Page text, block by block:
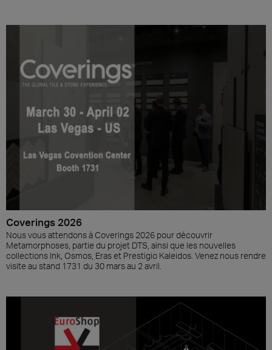
Coverings 2026
Nous vous attendons à Coverings 2026 pour découvrir
Metamorphoses, partie du projet DTS, ainsi que les nouvelles
collections Ink, Osmos, Eras et Prestigio Kaleidos. Venez nous rendre
visite au stand 1731 du 30 mars au 2 avril.